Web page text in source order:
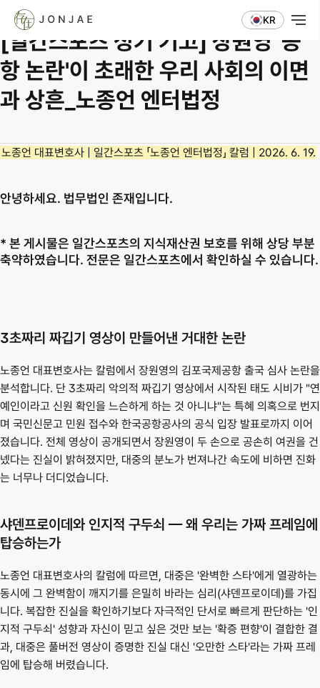
KR
Column ⋅ Advisory
[일간스포츠 정기 기고] 장원영 '공
항 논란'이 초래한 우리 사회의 이면
과 상흔_노종언 엔터법정
노종언 대표변호사 | 일간스포츠 「노종언 엔터법정」 칼럼 | 2026. 6. 19.
안녕하세요. 법무법인 존재입니다.
* 본 게시물은 일간스포츠의 지식재산권 보호를 위해 상당 부분
축약하였습니다. 전문은 일간스포츠에서 확인하실 수 있습니다.
3초짜리 짜깁기 영상이 만들어낸 거대한 논란
노종언 대표변호사는 칼럼에서 장원영의 김포국제공항 출국 심사 논란을
분석합니다. 단 3초짜리 악의적 짜깁기 영상에서 시작된 태도 시비가 "연
예인이라고 신원 확인을 느슨하게 하는 것 아니냐"는 특혜 의혹으로 번지
며 국민신문고 민원 접수와 한국공항공사의 공식 입장 발표로까지 이어
졌습니다. 전체 영상이 공개되면서 장원영이 두 손으로 공손히 여권을 건
넸다는 진실이 밝혀졌지만, 대중의 분노가 번져나간 속도에 비하면 진화
는 너무나 더디었습니다.
샤덴프로이데와 인지적 구두쇠 — 왜 우리는 가짜 프레임에
탑승하는가
노종언 대표변호사의 칼럼에 따르면, 대중은 '완벽한 스타'에게 열광하는
동시에 그 완벽함이 깨지기를 은밀히 바라는 심리(샤덴프로이데)를 가집
니다. 복잡한 진실을 확인하기보다 자극적인 단서로 빠르게 판단하는 '인
지적 구두쇠' 성향과 자신이 믿고 싶은 것만 보는 '확증 편향'이 결합한 결
과, 대중은 풀버전 영상이 증명한 진실 대신 '오만한 스타'라는 가짜 프레
임에 탑승해 버렸습니다.